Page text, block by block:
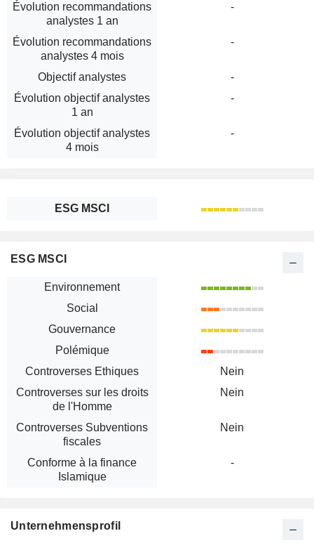
Évolution recommandations
analystes 1 an
-
Évolution recommandations
analystes 4 mois
-
Objectif analystes
-
Évolution objectif analystes
1 an
-
Évolution objectif analystes
4 mois
-
ESG MSCI
ESG MSCI
Environnement
Social
Gouvernance
Polémique
Controverses Ethiques
Nein
Controverses sur les droits
de l'Homme
Nein
Controverses Subventions
fiscales
Nein
Conforme à la finance
Islamique
-
Unternehmensprofil